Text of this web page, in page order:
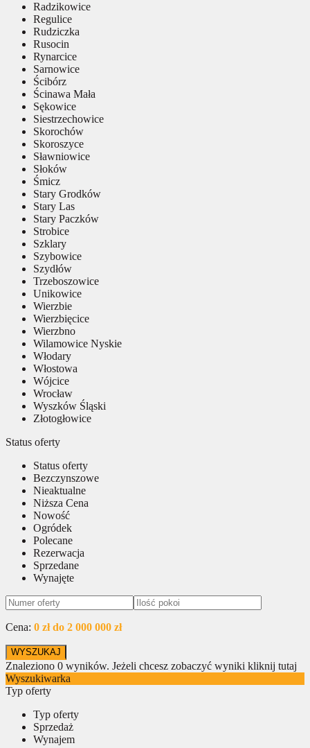
Radzikowice
Regulice
Rudziczka
Rusocin
Rynarcice
Sarnowice
Ścibórz
Ścinawa Mała
Sękowice
Siestrzechowice
Skorochów
Skoroszyce
Sławniowice
Słoków
Śmicz
Stary Grodków
Stary Las
Stary Paczków
Strobice
Szklary
Szybowice
Szydłów
Trzeboszowice
Unikowice
Wierzbie
Wierzbięcice
Wierzbno
Wilamowice Nyskie
Włodary
Włostowa
Wójcice
Wrocław
Wyszków Śląski
Złotogłowice
Status oferty
Status oferty
Bezczynszowe
Nieaktualne
Niższa Cena
Nowość
Ogródek
Polecane
Rezerwacja
Sprzedane
Wynajęte
Cena: 0 zł do 2 000 000 zł
Znaleziono 0 wyników. Jeżeli chcesz zobaczyć wyniki kliknij tutaj
Wyszukiwarka
Typ oferty
Typ oferty
Sprzedaż
Wynajem